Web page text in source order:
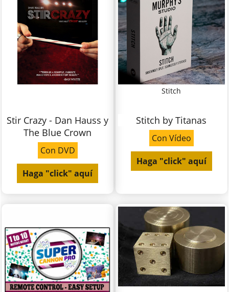
Stir Crazy - Dan Hauss y
The Blue Crown
Con DVD
Haga "click" aquí
Stitch
Stitch by Titanas
Con Vídeo
Haga "click" aquí